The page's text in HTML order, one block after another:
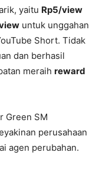
yaitu Rp5/view
untuk unggahan
Short. Tidak
dan berhasil
meraih reward
Green SM
perusahaan
agen perubahan.